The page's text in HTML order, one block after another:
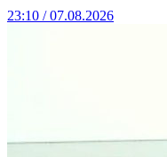
23:10 / 07.08.2026